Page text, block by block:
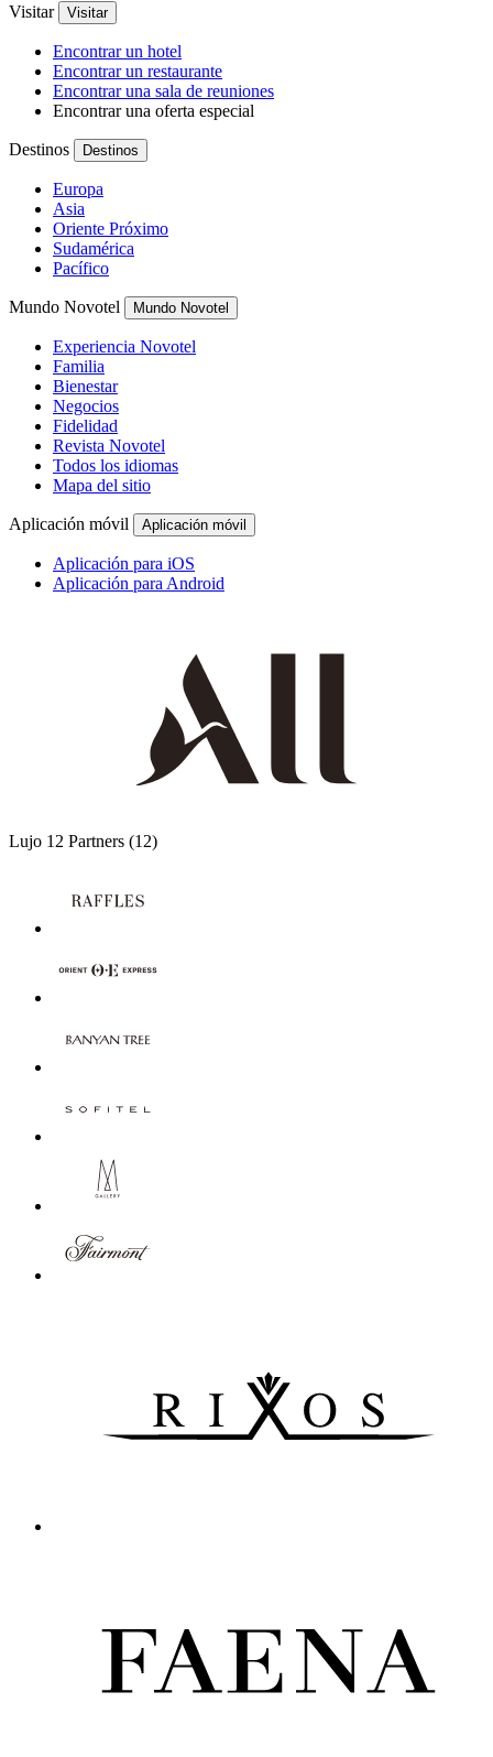
Visitar Visitar
Encontrar un hotel
Encontrar un restaurante
Encontrar una sala de reuniones
Encontrar una oferta especial
Destinos Destinos
Europa
Asia
Oriente Próximo
Sudamérica
Pacífico
Mundo Novotel Mundo Novotel
Experiencia Novotel
Familia
Bienestar
Negocios
Fidelidad
Revista Novotel
Todos los idiomas
Mapa del sitio
Aplicación móvil Aplicación móvil
Aplicación para iOS
Aplicación para Android
Lujo 12 Partners (12)